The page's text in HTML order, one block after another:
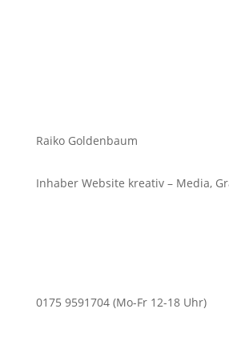
Raiko Goldenbaum
Inhaber Website kreativ – Media,
0175 9591704 (Mo-Fr 12-18 Uhr)